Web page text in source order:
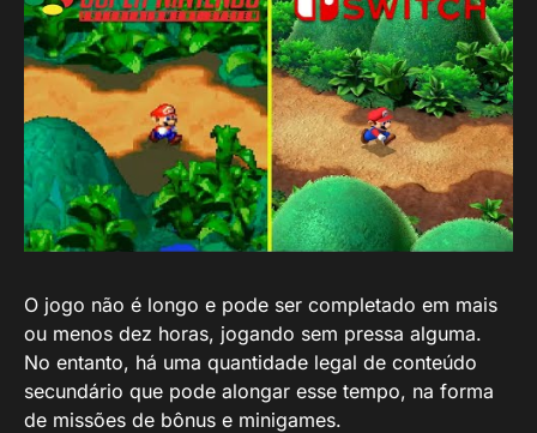
O jogo não é longo e pode ser completado em mais
ou menos dez horas, jogando sem pressa alguma.
No entanto, há uma quantidade legal de conteúdo
secundário que pode alongar esse tempo, na forma
de missões de bônus e minigames.